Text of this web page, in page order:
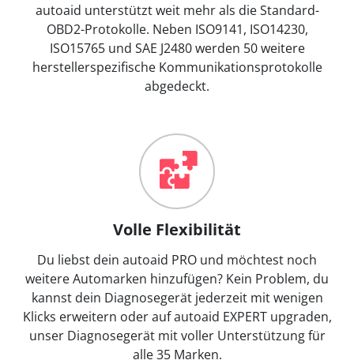
autoaid unterstützt weit mehr als die Standard-
OBD2-Protokolle. Neben ISO9141, ISO14230,
ISO15765 und SAE J2480 werden 50 weitere
herstellerspezifische Kommunikationsprotokolle
abgedeckt.
Volle Flexibilität
Du liebst dein autoaid PRO und möchtest noch
weitere Automarken hinzufügen? Kein Problem, du
kannst dein Diagnosegerät jederzeit mit wenigen
Klicks erweitern oder auf autoaid EXPERT upgraden,
unser Diagnosegerät mit voller Unterstützung für
alle 35 Marken.